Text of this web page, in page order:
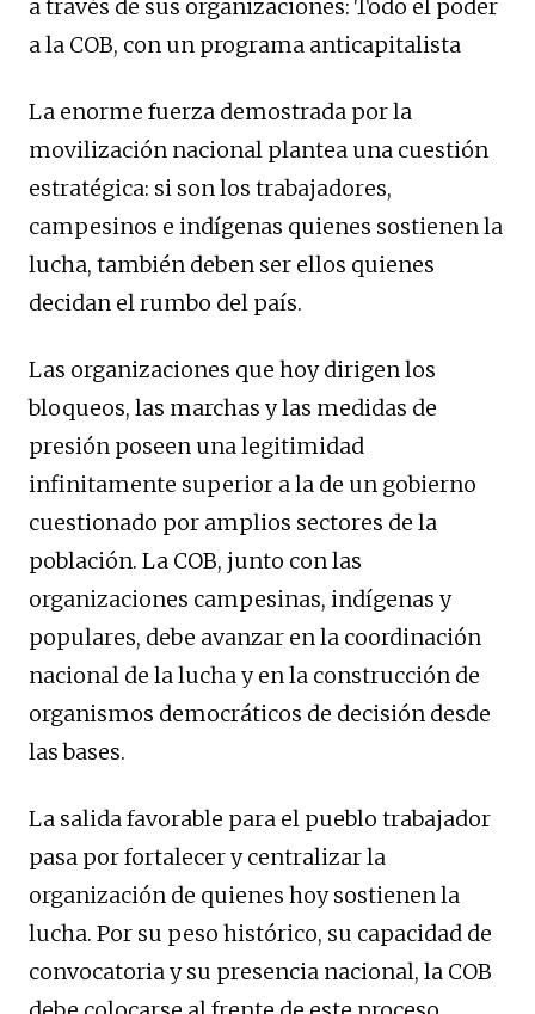
a través de sus organizaciones: Todo el poder
a la COB, con un programa anticapitalista
La enorme fuerza demostrada por la
movilización nacional plantea una cuestión
estratégica: si son los trabajadores,
campesinos e indígenas quienes sostienen la
lucha, también deben ser ellos quienes
decidan el rumbo del país.
Las organizaciones que hoy dirigen los
bloqueos, las marchas y las medidas de
presión poseen una legitimidad
infinitamente superior a la de un gobierno
cuestionado por amplios sectores de la
población. La COB, junto con las
organizaciones campesinas, indígenas y
populares, debe avanzar en la coordinación
nacional de la lucha y en la construcción de
organismos democráticos de decisión desde
las bases.
La salida favorable para el pueblo trabajador
pasa por fortalecer y centralizar la
organización de quienes hoy sostienen la
lucha. Por su peso histórico, su capacidad de
convocatoria y su presencia nacional, la COB